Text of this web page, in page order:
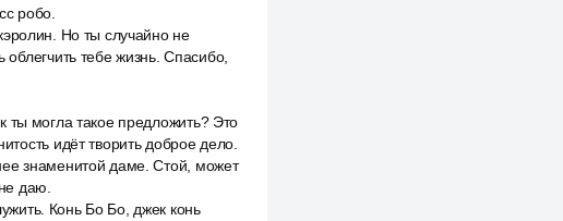
робо.
Но ты случайно не
тебе жизнь. Спасибо,
могла такое предложить? Это
идёт творить доброе дело.
знаменитой даме. Стой, может
даю.
Конь Бо Бо, джек конь